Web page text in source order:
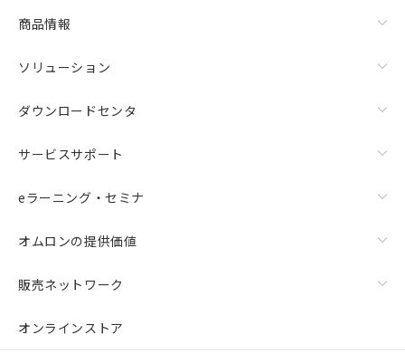
商品情報
ソリューション
ダウンロードセンタ
サービスサポート
eラーニング・セミナ
オムロンの提供価値
販売ネットワーク
オンラインストア